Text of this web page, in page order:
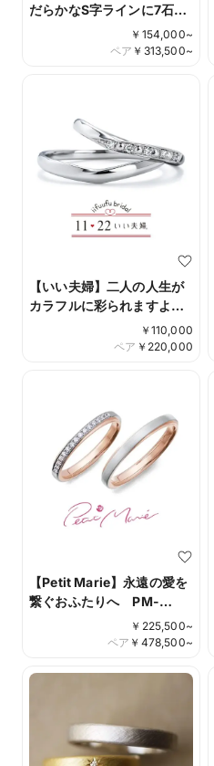
だらかなS字ラインに7石の
ダイヤモンドをあしらった
デザイン 17WR42/17WR43
￥ 154,000~
￥ 313,500~
ペア
【いい夫婦】二人の人生が
カラフルに彩られますよ
IFM008G/108W
￥ 110,000
￥ 220,000
ペア
【Petit Marie】永遠の愛を
繋ぐおふたりへ PM-
￥ 225,500~
￥ 478,500~
ペア